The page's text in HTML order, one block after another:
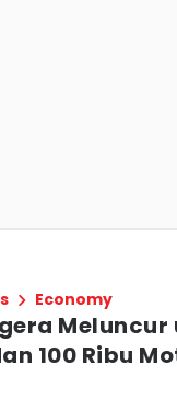
Economy
Meluncur
100 Ribu